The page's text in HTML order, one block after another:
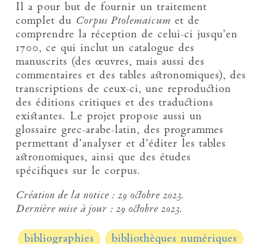
Il a pour but de fournir un traitement
complet du Corpus Ptolemaicum et de
comprendre la réception de celui-ci jusqu’en
1700, ce qui inclut un catalogue des
manuscrits (des œuvres, mais aussi des
commentaires et des tables astronomiques), des
transcriptions de ceux-ci, une reproduction
des éditions critiques et des traductions
existantes. Le projet propose aussi un
glossaire grec-arabe-latin, des programmes
permettant d’analyser et d’éditer les tables
astronomiques, ainsi que des études
spécifiques sur le corpus.
Création de la notice :29 octobre 2023.
Dernière mise à jour :29 octobre 2023.
bibliographies
bibliothèques numériques